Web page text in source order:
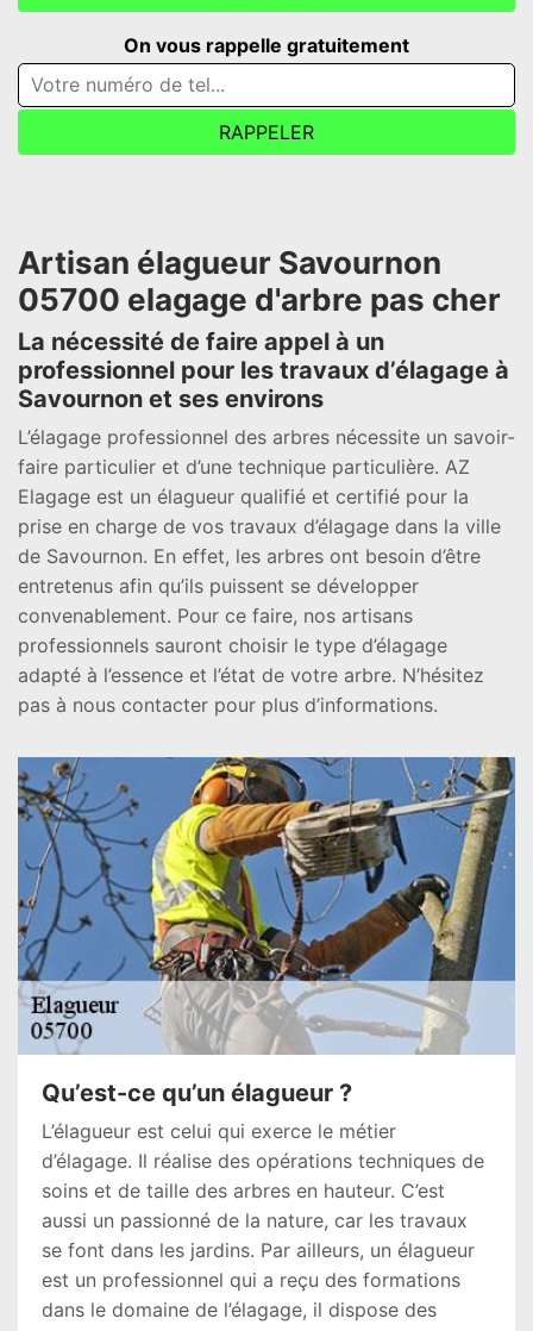
On vous rappelle gratuitement
Artisan élagueur Savournon
05700 elagage d'arbre pas cher
La nécessité de faire appel à un
professionnel pour les travaux d’élagage à
Savournon et ses environs
L’élagage professionnel des arbres nécessite un savoir-
faire particulier et d’une technique particulière. AZ
Elagage est un élagueur qualifié et certifié pour la
prise en charge de vos travaux d’élagage dans la ville
de Savournon. En effet, les arbres ont besoin d’être
entretenus afin qu’ils puissent se développer
convenablement. Pour ce faire, nos artisans
professionnels sauront choisir le type d’élagage
adapté à l’essence et l’état de votre arbre. N’hésitez
pas à nous contacter pour plus d’informations.
Qu’est-ce qu’un élagueur ?
L’élagueur est celui qui exerce le métier
d’élagage. Il réalise des opérations techniques de
soins et de taille des arbres en hauteur. C’est
aussi un passionné de la nature, car les travaux
se font dans les jardins. Par ailleurs, un élagueur
est un professionnel qui a reçu des formations
dans le domaine de l’élagage, il dispose des